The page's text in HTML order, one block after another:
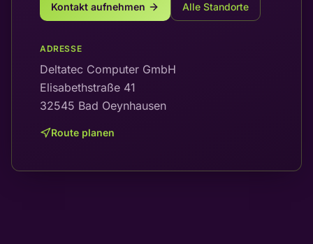
Kontakt aufnehmen Alle Standorte
ADRESSE
Deltatec Computer GmbH
Elisabethstraße 41
32545 Bad Oeynhausen
Route planen